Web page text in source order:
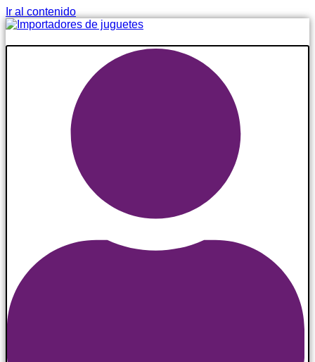
Ir al contenido